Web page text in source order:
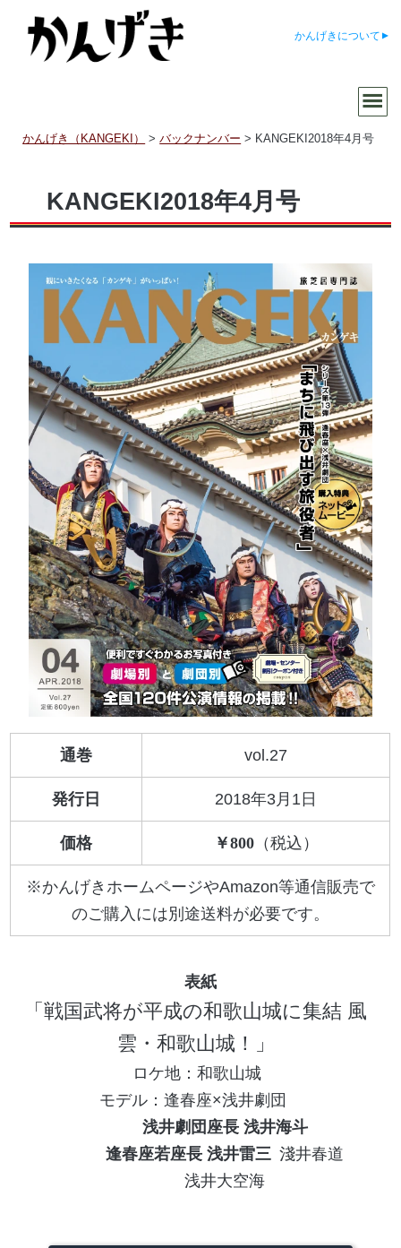
かんげきについて
かんげき（KANGEKI） >バックナンバー > KANGEKI2018年4月号
KANGEKI2018年4月号
通巻 vol.27
発行日 2018年3月1日
価格 800
※かんげきホームページやAmazon等通信販売で
のご購入には別途送料が必要です。
戦国武将が平成の和歌山城に集結 風
雲・和歌山城！
和歌山城
逢春座×浅井劇団
浅井劇団座長 浅井海斗
逢春座若座長 浅井雷三 淺井春道
浅井大空海